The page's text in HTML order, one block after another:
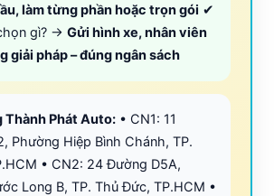
làm từng phần hoặc trọn gói ✔
gì? → Gửi hình xe, nhân viên
giải pháp – đúng ngân sách
Thành Phát Auto: • CN1: 11
Phường Hiệp Bình Chánh, TP.
• CN2: 24 Đường D5A,
Long B, TP. Thủ Đức, TP.HCM •